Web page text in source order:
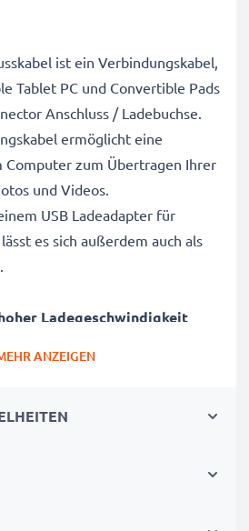
ist ein Verbindungskabel,
Tablet PC und Convertible Pads
Anschluss / Ladebuchse.
ermöglicht eine
zum Übertragen Ihrer
und Videos.
USB Ladeadapter für
es sich außerdem auch als
Ladegeschwindigkeit
Pin Dock Connector
- Bruchsicheres, Flexibles
ANZEIGEN